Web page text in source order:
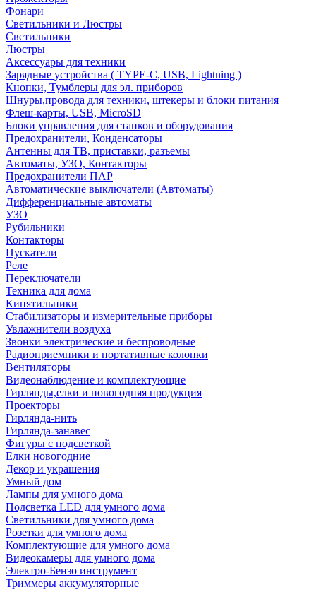
Фонари
Светильники и Люстры
Светильники
Люстры
Аксессуары для техники
Зарядные устройства ( TYPE-C, USB, Lightning )
Кнопки, Тумблеры для эл. приборов
Шнуры,провода для техники, штекеры и блоки питания
Флеш-карты, USB, MicroSD
Блоки управления для станков и оборудования
Предохранители, Конденсаторы
Антенны для ТВ, приставки, разъемы
Автоматы, УЗО, Контакторы
Предохранители ПАР
Автоматические выключатели (Автоматы)
Дифференциальные автоматы
УЗО
Рубильники
Контакторы
Пускатели
Реле
Переключатели
Техника для дома
Кипятильники
Стабилизаторы и измерительные приборы
Увлажнители воздуха
Звонки электрические и беспроводные
Радиоприемники и портативные колонки
Вентиляторы
Видеонаблюдение и комплектующие
Гирлянды,елки и новогодняя продукция
Проекторы
Гирлянда-нить
Гирлянда-занавес
Фигуры с подсветкой
Елки новогодние
Декор и украшения
Умный дом
Лампы для умного дома
Подсветка LED для умного дома
Светильники для умного дома
Розетки для умного дома
Комплектующие для умного дома
Видеокамеры для умного дома
Электро-Бензо инструмент
Триммеры аккумуляторные